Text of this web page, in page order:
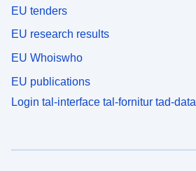
EU tenders
EU research results
EU Whoiswho
EU publications
Login tal-interface tal-fornitur tad-data